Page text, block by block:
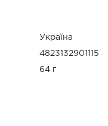
Україна
4823132901115
64 г